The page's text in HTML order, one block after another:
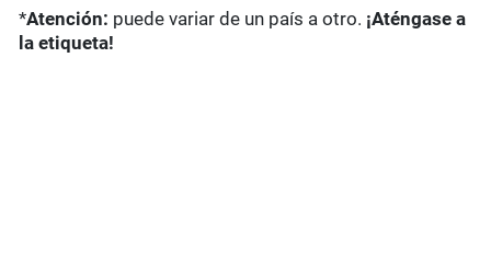
*Atención: puede variar de un país a otro. ¡Aténgase a
la etiqueta!